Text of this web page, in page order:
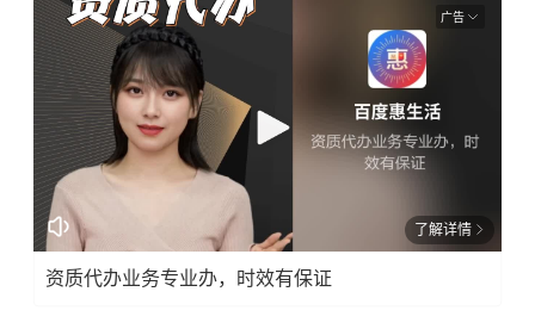
广告
了解详情
资质代办业务专业办，时效有保证